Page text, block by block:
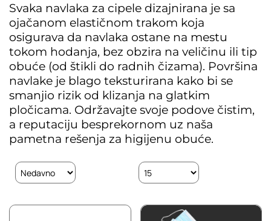
Svaka navlaka za cipele dizajnirana je sa
ojačanom elastičnom trakom koja
osigurava da navlaka ostane na mestu
tokom hodanja, bez obzira na veličinu ili tip
obuće (od štikli do radnih čizama). Površina
navlake je blago teksturirana kako bi se
smanjio rizik od klizanja na glatkim
pločicama. Održavajte svoje podove čistim,
a reputaciju besprekornom uz naša
pametna rešenja za higijenu obuće.